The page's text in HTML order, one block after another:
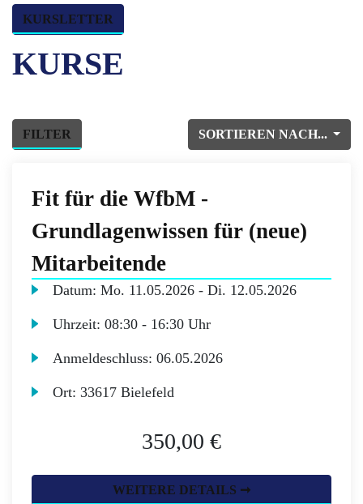
KURSLETTER
KURSE
SORTIEREN NACH...
FILTER
Fit für die WfbM -
Grundlagenwissen für (neue)
Mitarbeitende
Datum:Mo. 11.05.2026 -Di. 12.05.2026
Uhrzeit:08:30 - 16:30 Uhr
Anmeldeschluss:06.05.2026
Ort:33617 Bielefeld
350,00 €
WEITERE DETAILS ➞